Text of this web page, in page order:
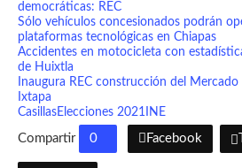
democráticas: REC
Sólo vehículos concesionados podrán
plataformas tecnológicas en Chiapas
Accidentes en motocicleta con
de Huixtla
Inaugura REC construcción del
Ixtapa
CasillasElecciones 2021 INE
Compartir 0 Facebook